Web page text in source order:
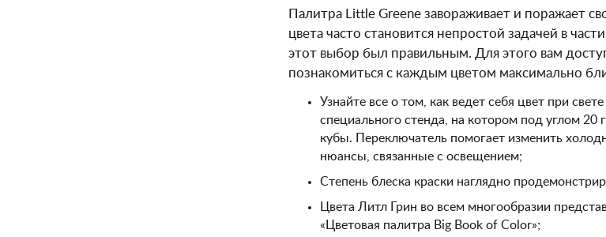
Палитра Little Greene завораживает и поражает
цвета часто становится непростой задачей в
этот выбор был правильным. Для этого вам
познакомиться с каждым цветом максимально
Узнайте все о том, как ведет себя цвет при
специального стенда, на котором под углом
кубы. Переключатель помогает изменить
нюансы, связанные с освещением;
Степень блеска краски наглядно
Цвета Литл Грин во всем многообразии
«Цветовая палитра Big Book of Color»;